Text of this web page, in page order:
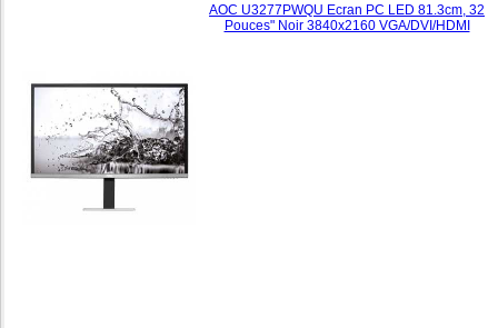
AOC U3277PWQU Ecran PC LED 81.3cm, 32
Pouces" Noir 3840x2160 VGA/DVI/HDMI